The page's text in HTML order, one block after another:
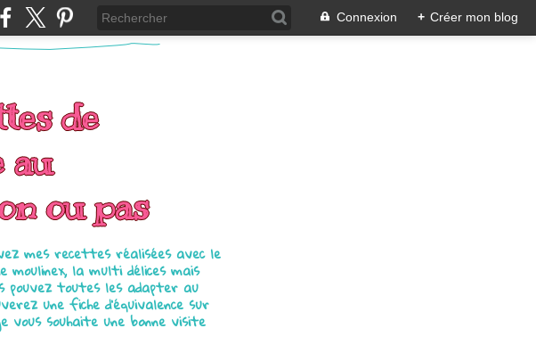
Connexion + Créer mon blog
de
au
ou pas
mes recettes réalisées avec le
moulinex, la multi délices mais
pouvez toutes les adapter au
une fiche d'équivalence sur
vous souhaite une bonne visite